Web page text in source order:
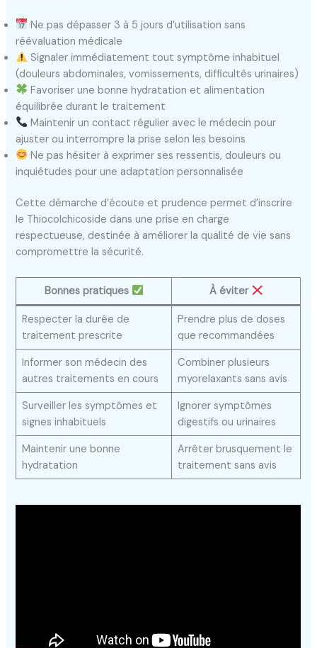
Ne pas dépasser 3 à 5 jours d’utilisation sans
réévaluation médicale
Signaler immédiatement tout symptôme inhabituel
(douleurs abdominales, vomissements, difficultés urinaires)
Favoriser une bonne hydratation et alimentation
équilibrée durant le traitement
Maintenir un contact régulier avec le médecin pour
ajuster ou interrompre la prise selon les besoins
Ne pas hésiter à exprimer ses ressentis, douleurs ou
inquiétudes pour une adaptation personnalisée
Cette démarche d’écoute et prudence permet d’inscrire
le Thiocolchicoside dans une prise en charge
respectueuse, destinée à améliorer la qualité de vie sans
compromettre la sécurité.
Bonnes pratiques À éviter
Respecter la durée de
traitement prescrite
Prendre plus de doses
que recommandées
Informer son médecin des
autres traitements en cours
Combiner plusieurs
myorelaxants sans avis
Surveiller les symptômes et
signes inhabituels
Ignorer symptômes
digestifs ou urinaires
Maintenir une bonne
hydratation
Arrêter brusquement le
traitement sans avis